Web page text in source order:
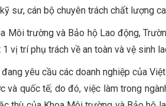
sư, cán bộ chuyên trách chất lượng
Môi trường và Bảo hộ Lao động,
vị trí phụ trách về an toàn và vệ sinh
yêu cầu các doanh nghiệp của
và quốc tế; do đó, việc làm trong